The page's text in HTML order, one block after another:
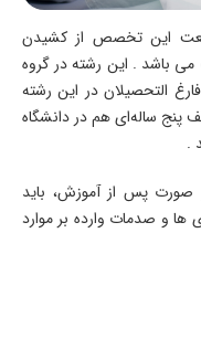
این تخصص از کشیدن
باشد . این رشته در گروه
التحصیلان در این رشته
پنج ساله‌ای هم در دانشگاه
.
پس از آموزش، باید
ها و صدمات وارده بر موارد